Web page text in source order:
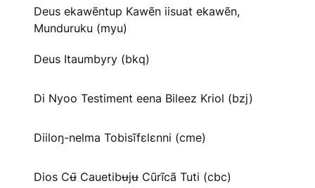
Deus ekawẽntup Kawẽn iisuat ekawẽn,
Munduruku (myu)
Deus Itaumbyry (bkq)
Di Nyoo Testiment eena Bileez Kriol (bzj)
Diiloŋ-nelma Tobisĩfɛlɛnni (cme)
Dios Cʉ̃ Cauetibʉjʉ Cũrĩcã Tuti (cbc)